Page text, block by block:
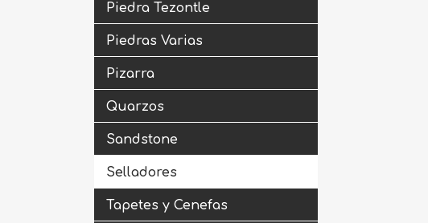
Piedra Tezontle
Piedras Varias
Pizarra
Quarzos
Sandstone
Selladores
Tapetes y Cenefas